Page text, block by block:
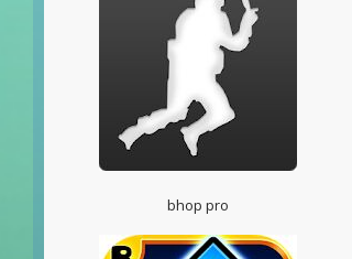
bhop pro